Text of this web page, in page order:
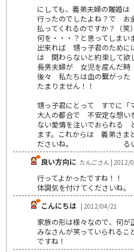
にしても、義弟夫婦の離婚
行ったのでしたよね？で お
払ってくれるのですか？（
何を・・・？と思ってしまい
出来れば 甥っ子君のため
は 関わらないと約束して欲
長男夫婦が 女児を産んだ時
後々 私たちは血の繋がっ
たまりません！！
甥っ子君にとって すでに
大人の都合で 不安定な想い
ない愛情を注いでおられる
ます。これからは 義弟さま
ださいね。 る
良い方向に たんごさん | 2012/
行ってよかったですね！！
体調気を付けてくださいね。
こんにちは | 2012/04/21
家族の形は様々なので、何が
みなさんが笑っていられるこ
ですね！